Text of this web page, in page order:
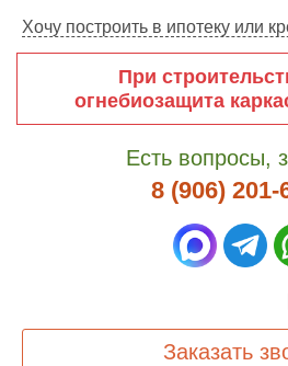
Хочу построить в ипотеку или
При
огнебиозащита
Есть вопросы,
8 (906) 201-
Заказать